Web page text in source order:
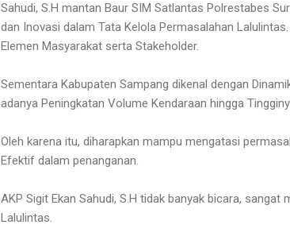
Sahudi, S.H mantan Baur SIM Satlantas Polrestabes
dan Inovasi dalam Tata Kelola Permasalahan
Elemen Masyarakat serta Stakeholder.
Sementara Kabupaten Sampang dikenal dengan
adanya Peningkatan Volume Kendaraan hingga
Oleh karena itu, diharapkan mampu mengatasi
Efektif dalam penanganan.
AKP Sigit Ekan Sahudi, S.H tidak banyak bicara,
Lalulintas.